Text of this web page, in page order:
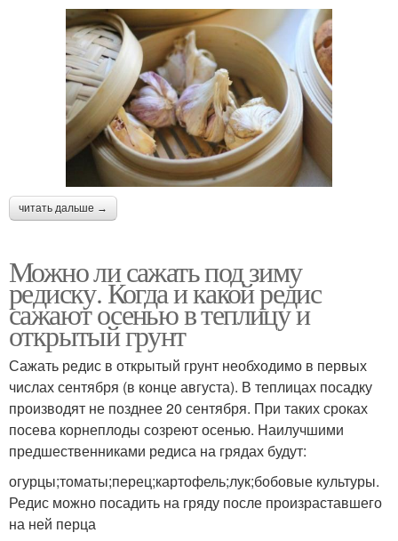
читать дальше →
Можно ли сажать под зиму
редиску. Когда и какой редис
сажают осенью в теплицу и
открытый грунт
Сажать редис в открытый грунт необходимо в первых
числах сентября (в конце августа). В теплицах посадку
производят не позднее 20 сентября. При таких сроках
посева корнеплоды созреют осенью. Наилучшими
предшественниками редиса на грядах будут:
огурцы;томаты;перец;картофель;лук;бобовые культуры.
Редис можно посадить на гряду после произраставшего
на ней перца